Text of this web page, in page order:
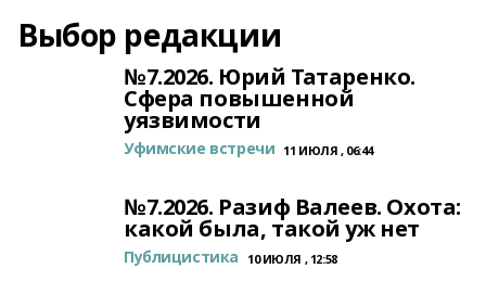
Выбор редакции
№7.2026. Юрий Татаренко.
Сфера повышенной
уязвимости
Уфимские встречи 11 ИЮЛЯ , 06:44
№7.2026. Разиф Валеев. Охота:
какой была, такой уж нет
Публицистика 10 ИЮЛЯ , 12:58